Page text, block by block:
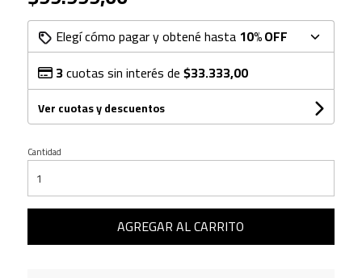
Elegí cómo pagar y obtené hasta 10% OFF
3cuotas sin interés de$33.333,00
Ver cuotas y descuentos
Cantidad
AGREGAR AL CARRITO